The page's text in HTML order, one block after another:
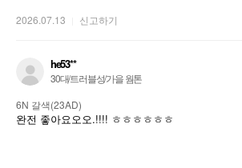
2026.07.13 신고하기
he53**
30대/트러블성/가을 웜톤
6N 갈색(23AD)
완전 좋아요오오.!!!! ㅎㅎㅎㅎㅎㅎ